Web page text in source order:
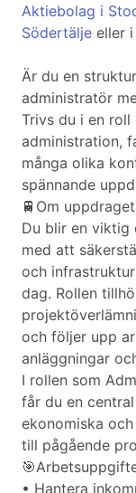
Aktiebolag i
Södertälje eller i
Är du en
administratör
Trivs du i en
administration,
många olika
spännande
🚆Om uppdraget
Du blir en viktig
med att
och
dag. Rollen
och följer upp
anläggningar
I rollen som
får du en
ekonomiska
till pågående
• Hantera